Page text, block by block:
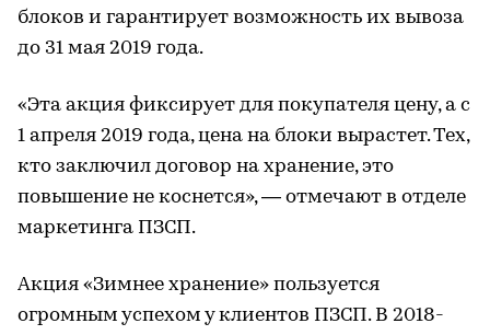
блоков и гарантирует возможность их вывоза
до 31 мая 2019 года.
«Эта акция фиксирует для покупателя цену, а с
1 апреля 2019 года, цена на блоки вырастет. Тех,
кто заключил договор на хранение, это
повышение не коснется», — отмечают в отделе
маркетинга ПЗСП.
Акция «Зимнее хранение» пользуется
огромным успехом у клиентов ПЗСП. В 2018-